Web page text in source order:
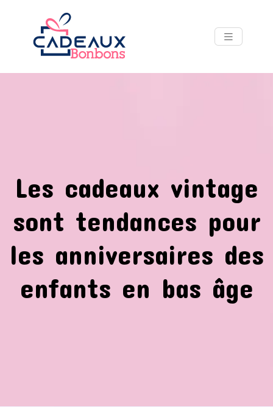
Les cadeaux vintage
sont tendances pour
les anniversaires des
enfants en bas âge